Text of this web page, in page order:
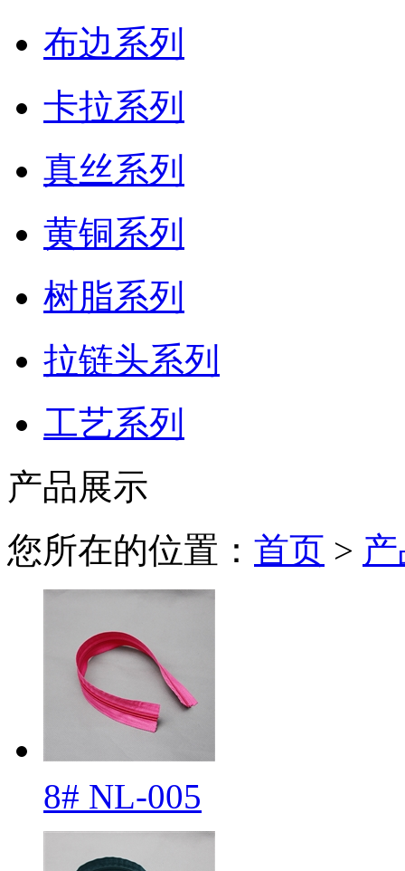
布边系列
卡拉系列
真丝系列
黄铜系列
树脂系列
拉链头系列
工艺系列
产品展示
您所在的位置： 首页 >
8# NL-005